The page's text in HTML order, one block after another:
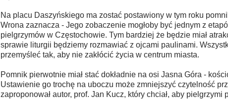
Na placu Daszyńskiego ma zostać postawiony w tym roku
Wrona zaznacza - Jego zobaczenie mogłoby być jednym z
pielgrzymów w Częstochowie. Tym bardziej że będzie miał
sprawie liturgii będziemy rozmawiać z ojcami paulinami.
przemyśleć tak, aby nie zakłócić życia w centrum miasta.
Pomnik pierwotnie miał stać dokładnie na osi Jasna Góra -
Ustawienie go trochę na uboczu może zmniejszyć czytelność
zaproponował autor, prof. Jan Kucz, który chciał, aby pielgrzymi